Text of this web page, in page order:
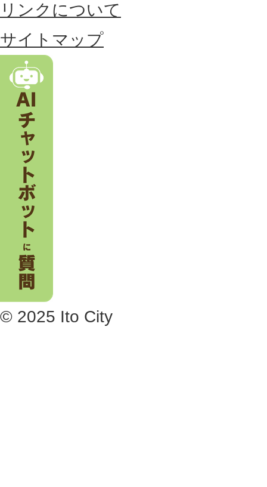
す
る
市
。
リンクについて
サイトマップ
© 2025 Ito City